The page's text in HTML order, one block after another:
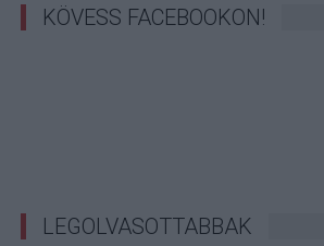
KÖVESS FACEBOOKON!
LEGOLVASOTTABBAK